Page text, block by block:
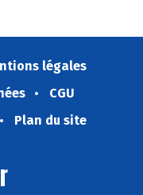
légales
CGU
Plan du site